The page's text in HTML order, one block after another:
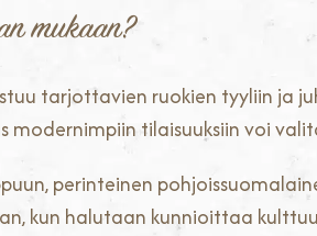
mukaan?
tarjottavien ruokien tyyliin ja
modernimpiin tilaisuuksiin voi
perinteinen
kun halutaan kunnioittaa